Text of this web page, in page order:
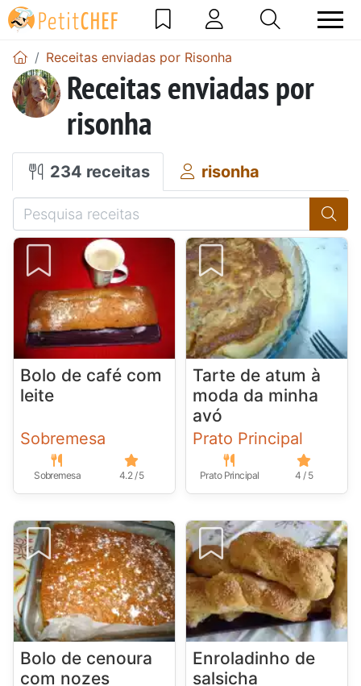
Receitas enviadas por Risonha
Receitas enviadas por
risonha
234 receitas risonha
Bolo de café com
leite
Sobremesa
Sobremesa 4.2 / 5
Tarte de atum à
moda da minha
avó
Prato Principal
Prato Principal 4 / 5
Bolo de cenoura
com nozes
Enroladinho de
salsicha